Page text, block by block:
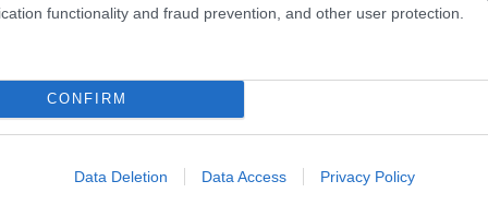
functionality and fraud prevention, and other user protection.
CONFIRM
Data Deletion Data Access Privacy Policy